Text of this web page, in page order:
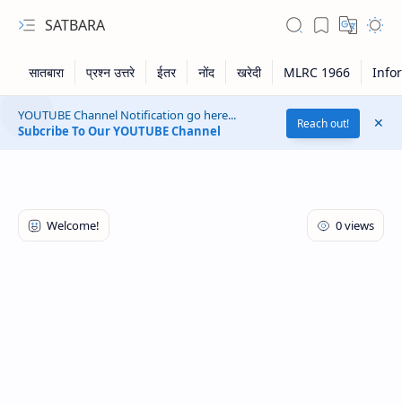
SATBARA
YOUTUBE Channel Notification go here...
Subcribe To Our YOUTUBE Channel
Reach out!